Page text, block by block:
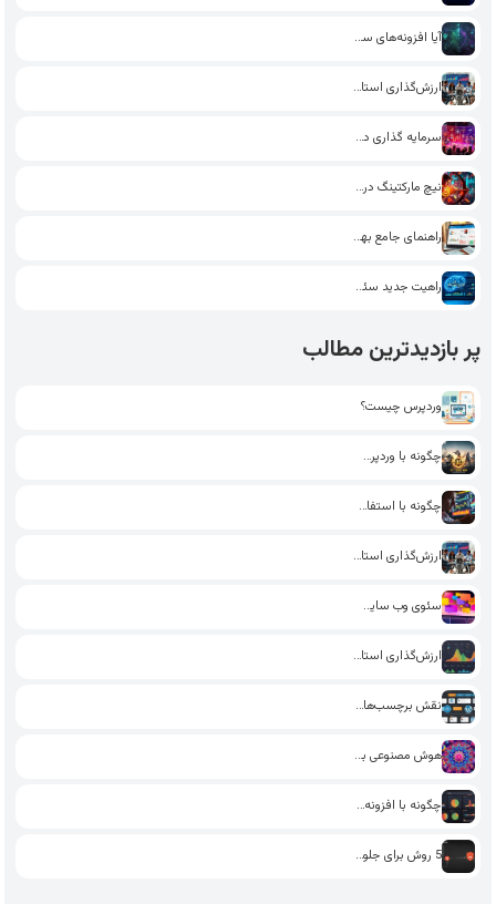
آیا افزونه‌های سئو در وردپرس…
ارزش‌گذاری استارت‌آپ: راهکارهای جذب سرمایه‌گذار
سرمایه گذاری در استارت آپ‌های…
نیچ مارکتینگ در بازاریابی اینترنتی:…
راهنمای جامع بهینه‌سازی وردپرس برای…
راهیت جدید سئو در دنیای…
پر بازدیدترین مطالب
وردپرس چیست؟
چگونه با وردپرس یک فروشگاه…
چگونه با استفاده از تکنیک‌های…
ارزش‌گذاری استارت‌آپ: راهکارهای جذب سرمایه‌گذار
سئوی وب سایت: چگونه با…
ارزش‌گذاری استارت‌آپ: چگونه از داده‌های…
نقش برچسب‌ها و دسته‌بندی‌ها در…
هوش مصنوعی برای تولید محتوا:…
چگونه با افزونه‌های سئو در…
5 روش برای جلوگیری از…